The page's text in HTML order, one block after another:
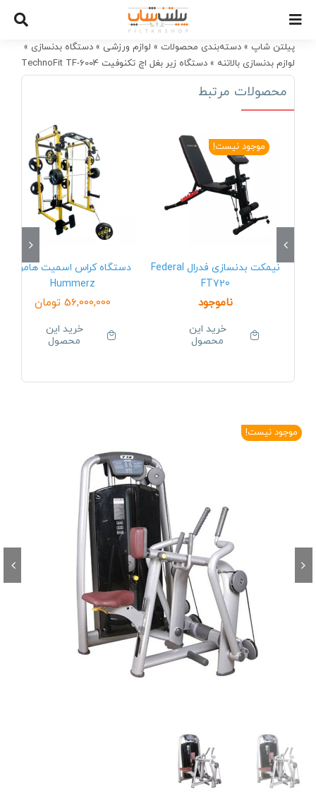
contentپیلتن شاپ » دسته‌بندی محصولات » لوازم ورزشی » دستگاه بدنسازی »
لوازم بدنسازی بالاتنه » دستگاه زیر بغل اچ تکنوفیت TechnoFit TF-6004
محصولات مرتبط
موجود نیست!
نیمکت بدنسازی فدرال Federal
FT720
ناموجود
خرید این
محصول
دستگاه کراس اسمیت هامرز
Hummerz
56,000,000 تومان
خرید این
محصول
موجود نیست!